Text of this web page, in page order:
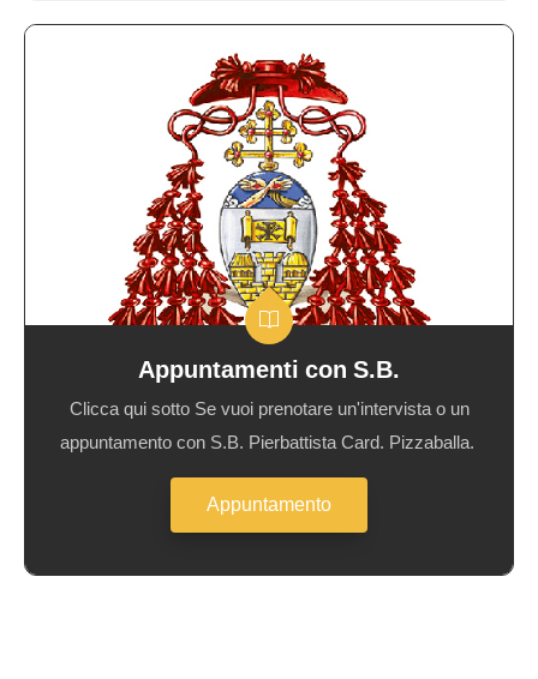
Appuntamenti con S.B.
Clicca qui sotto Se vuoi prenotare un'intervista o un
appuntamento con S.B. Pierbattista Card. Pizzaballa.
Appuntamento